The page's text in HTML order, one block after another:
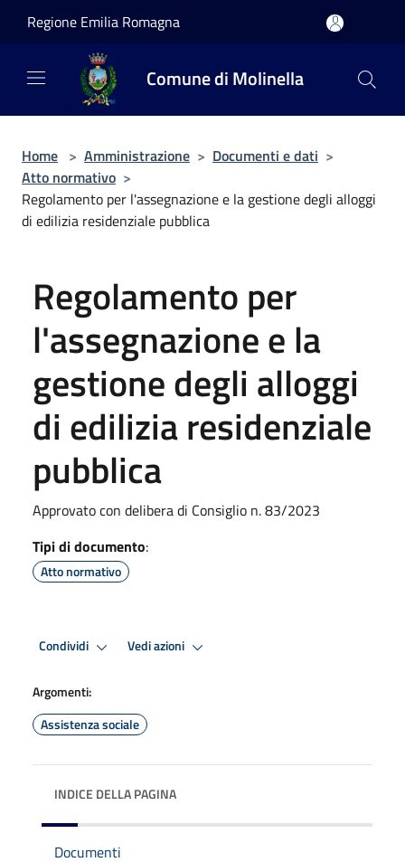
Regione Emilia Romagna
Comune di Molinella
Home > Amministrazione > Documenti e dati >
Atto normativo >
Regolamento per l'assegnazione e la gestione degli alloggi
di edilizia residenziale pubblica
Regolamento per
l'assegnazione e la
gestione degli alloggi
di edilizia residenziale
pubblica
Approvato con delibera di Consiglio n. 83/2023
Tipi di documento:
Atto normativo
Condividi Vedi azioni
Argomenti:
Assistenza sociale
INDICE DELLA PAGINA
Documenti